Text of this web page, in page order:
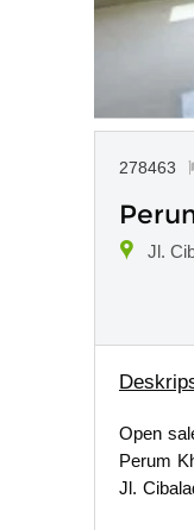
278463
Jl.
Open
Perum
Jl.